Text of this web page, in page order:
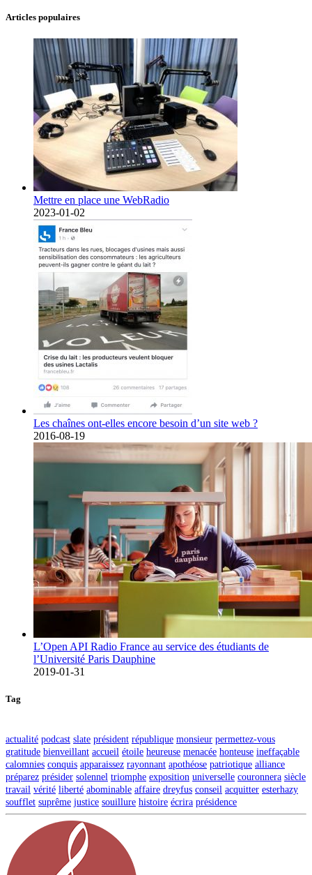
Articles populaires
Mettre en place une WebRadio
2023-01-02
Les chaînes ont-elles encore besoin d’un site web ?
2016-08-19
L’Open API Radio France au service des étudiants de
l’Université Paris Dauphine
2019-01-31
Tag
actualité podcast slate président république monsieur permettez-vous
gratitude bienveillant accueil étoile heureuse menacée honteuse ineffaçable
calomnies conquis apparaissez rayonnant apothéose patriotique alliance
préparez présider solennel triomphe exposition universelle couronnera siècle
travail vérité liberté abominable affaire dreyfus conseil acquitter esterhazy
soufflet suprême justice souillure histoire écrira présidence